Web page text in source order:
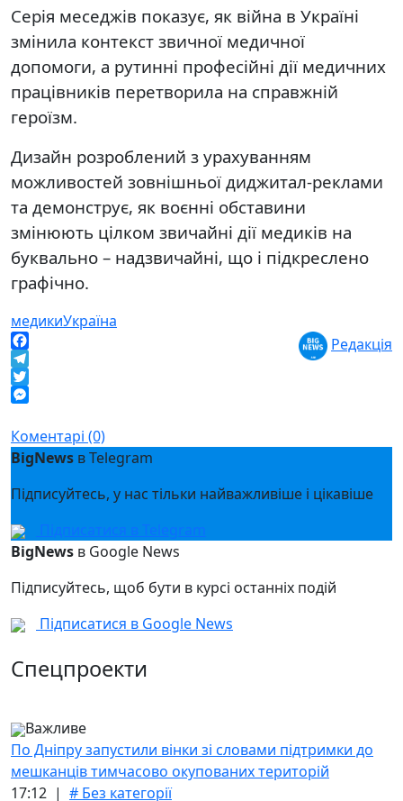
Серія меседжів показує, як війна в Україні
змінила контекст звичної медичної
допомоги, а рутинні професійні дії медичних
працівників перетворила на справжній
героїзм.
Дизайн розроблений з урахуванням
можливостей зовнішньої диджитал-реклами
та демонструє, як воєнні обставини
змінюють цілком звичайні дії медиків на
буквально – надзвичайні, що і підкреслено
графічно.
медикиУкраїна
Facebook
Telegram
Twitter
Редакція
Коментарі (0)
BigNews в Telegram
Підписуйтесь, у нас тільки найважливіше і цікавіше
Підписатися в Telegram
BigNews в Google News
Підписуйтесь, щоб бути в курсі останніх подій
Підписатися в Google News
Спецпроекти
Важливе
По Дніпру запустили вінки зі словами підтримки до
мешканців тимчасово окупованих територій
17:12 | # Без категорії